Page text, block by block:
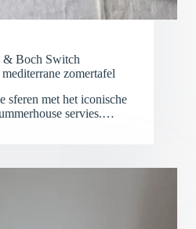
Boch Switch
zomertafel
sferen met het iconische
servies.…